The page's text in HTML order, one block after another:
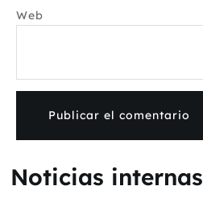
Web
Noticias internas